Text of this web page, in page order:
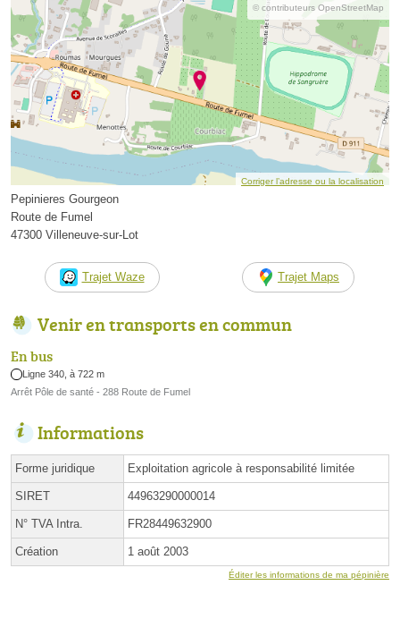
© contributeurs OpenStreetMap
Corriger l’adresse ou la localisation
Pepinieres Gourgeon
Route de Fumel
47300 Villeneuve-sur-Lot
Trajet Waze Trajet Maps
Venir en transports en commun
En bus
Ligne 340, à 722 m
Arrêt Pôle de santé - 288 Route de Fumel
Informations
Forme juridique Exploitation agricole à responsabilité limitée
SIRET 44963290000014
N° TVA Intra. FR28449632900
Création 1 août 2003
Éditer les informations de ma pépinière